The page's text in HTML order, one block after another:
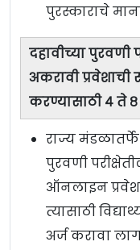
पुरस्काराचे
दहावीच्या पुरवणी
अकरावी प्रवेशाची
करण्यासाठी ४ ते
राज्य
पुरवणी
ऑनलाइन प्रवेश
त्यासाठी
अर्ज करावा